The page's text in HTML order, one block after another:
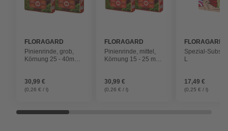
FLORAGARD
Pinienrinde, grob,
Körnung 25 - 40mm,
30,99 €
(0,26 € / l)
FLORAGARD
Pinienrinde, mittel,
Körnung 15 - 25 mm,
30,99 €
(0,26 € / l)
FLORAGARD
Spezial-
L
17,49 €
(0,25 € / l)